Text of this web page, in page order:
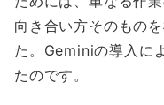
向き合い方そのもの
た。Geminiの導入に
たのです。